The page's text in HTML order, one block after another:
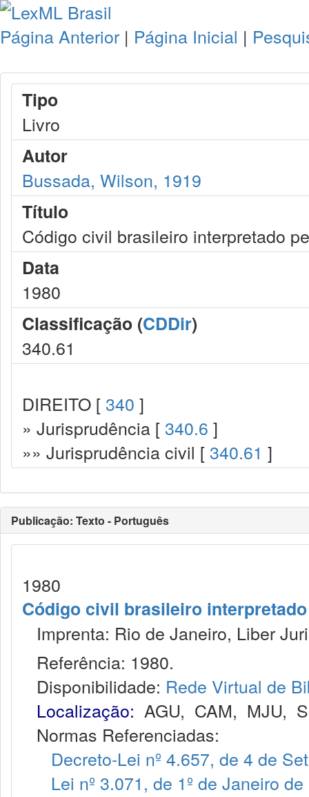
Página Anterior | Página Inicial |
Tipo
Livro
Autor
Bussada, Wilson, 1919
Título
Código civil brasileiro interpretado
Data
1980
Classificação (CDDir)
340.61
DIREITO [ 340 ]
» Jurisprudência [ 340.6 ]
»» Jurisprudência civil [ 340.61 ]
Publicação: Texto - Português
1980
Código civil brasileiro
Imprenta: Rio de Janeiro, Liber
Referência: 1980.
Disponibilidade: Rede Virtual de
Localização: AGU, CAM, MJU,
Normas Referenciadas:
Decreto-Lei nº 4.657, de 4 de
Lei nº 3.071, de 1º de Janeiro